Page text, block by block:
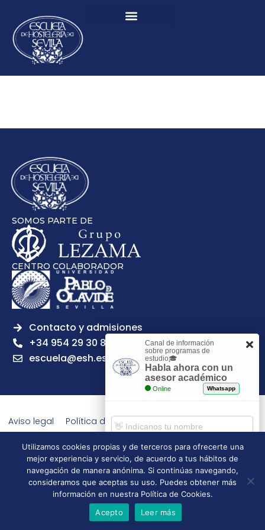
SOMOS PARTE DE
CENTRO COLABORADOR
Contacto y admisiones
+34 954 29 30 81
escuela@esh.es
Aviso legal Política de Privacidad
Política de Cookies
Escuela Superior de Hostelería de Sevilla | 2026 | Todos los
derechos reservados
Utilizamos cookies propias y de terceros para ofrecerte una
mejor experiencia y servicio, de acuerdo a tus hábitos de
navegación de manera anónima. Si continúas navegando,
consideramos que aceptas su uso. Puedes obtener más
información en nuestra Política de Cookies.
Acepto
Leer más
Canal de información
sobre programas de
estudio🎓
Habla ahora con un
asesor académico
Online Whatsapp
Comenzar chat